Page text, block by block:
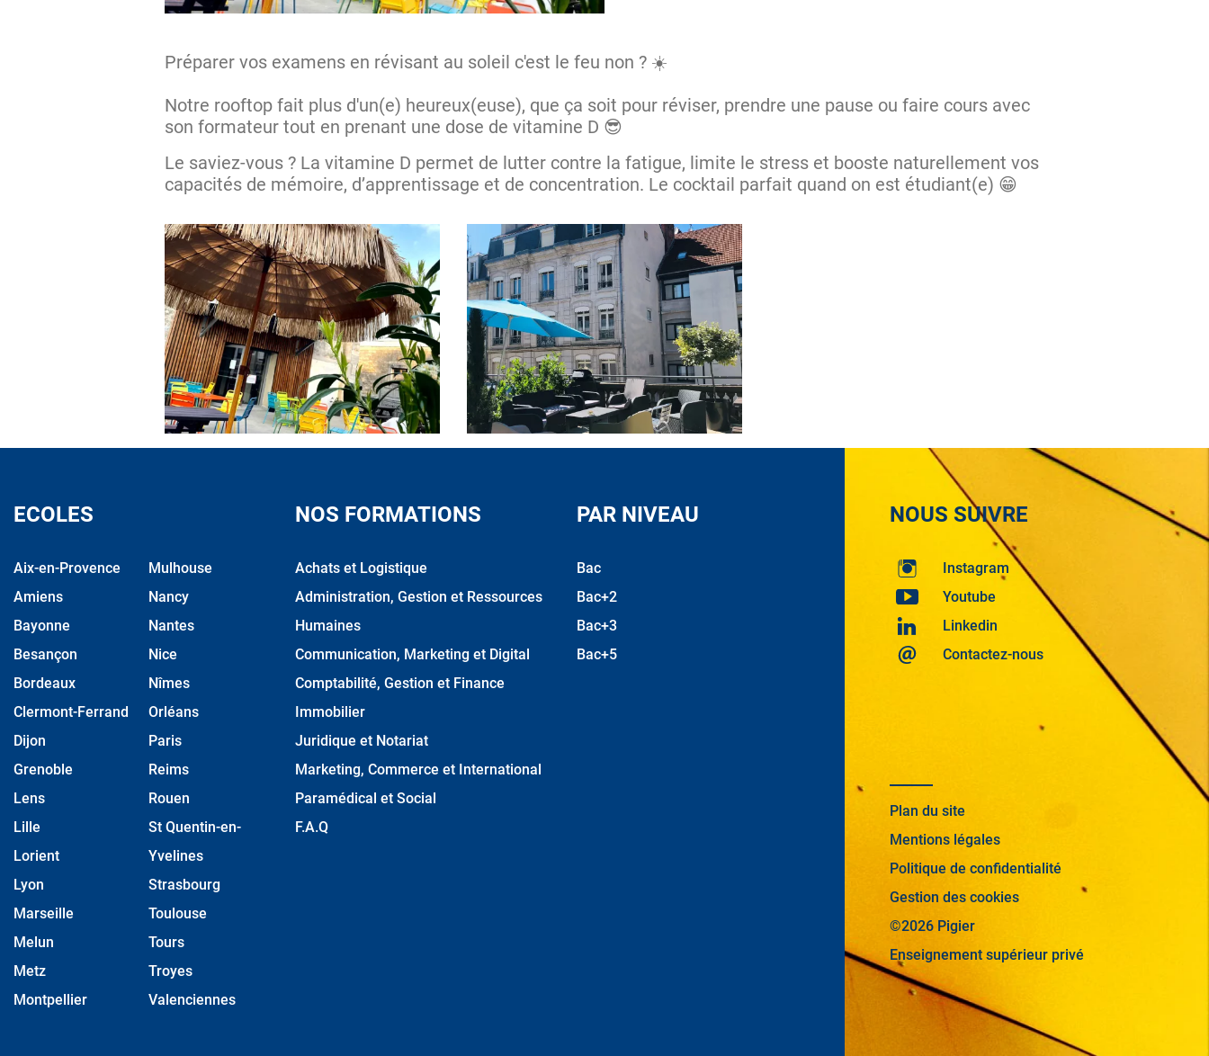
Préparer vos examens en révisant au soleil c'est le feu non ? ☀️
Notre rooftop fait plus d'un(e) heureux(euse), que ça soit pour réviser, prendre une pause ou faire cours avec
son formateur tout en prenant une dose de vitamine D 😎
Le saviez-vous ? La vitamine D permet de lutter contre la fatigue, limite le stress et booste naturellement vos
capacités de mémoire, d’apprentissage et de concentration. Le cocktail parfait quand on est étudiant(e) 😁
ECOLES
Aix-en-Provence
Amiens
Bayonne
Besançon
Bordeaux
Clermont-Ferrand
Dijon
Grenoble
Lens
Lille
Lorient
Lyon
Marseille
Melun
Metz
Montpellier
Mulhouse
Nancy
Nantes
Nice
Nîmes
Orléans
Paris
Reims
Rouen
St Quentin-en-
Yvelines
Strasbourg
Toulouse
Tours
Troyes
Valenciennes
NOS FORMATIONS
Achats et Logistique
Administration, Gestion et Ressources
Humaines
Communication, Marketing et Digital
Comptabilité, Gestion et Finance
Immobilier
Juridique et Notariat
Marketing, Commerce et International
Paramédical et Social
F.A.Q
PAR NIVEAU
Bac
Bac+2
Bac+3
Bac+5
NOUS SUIVRE
Instagram
Youtube
Linkedin
Contactez-nous
Plan du site
Mentions légales
Politique de confidentialité
Gestion des cookies
©2026 Pigier
Enseignement supérieur privé